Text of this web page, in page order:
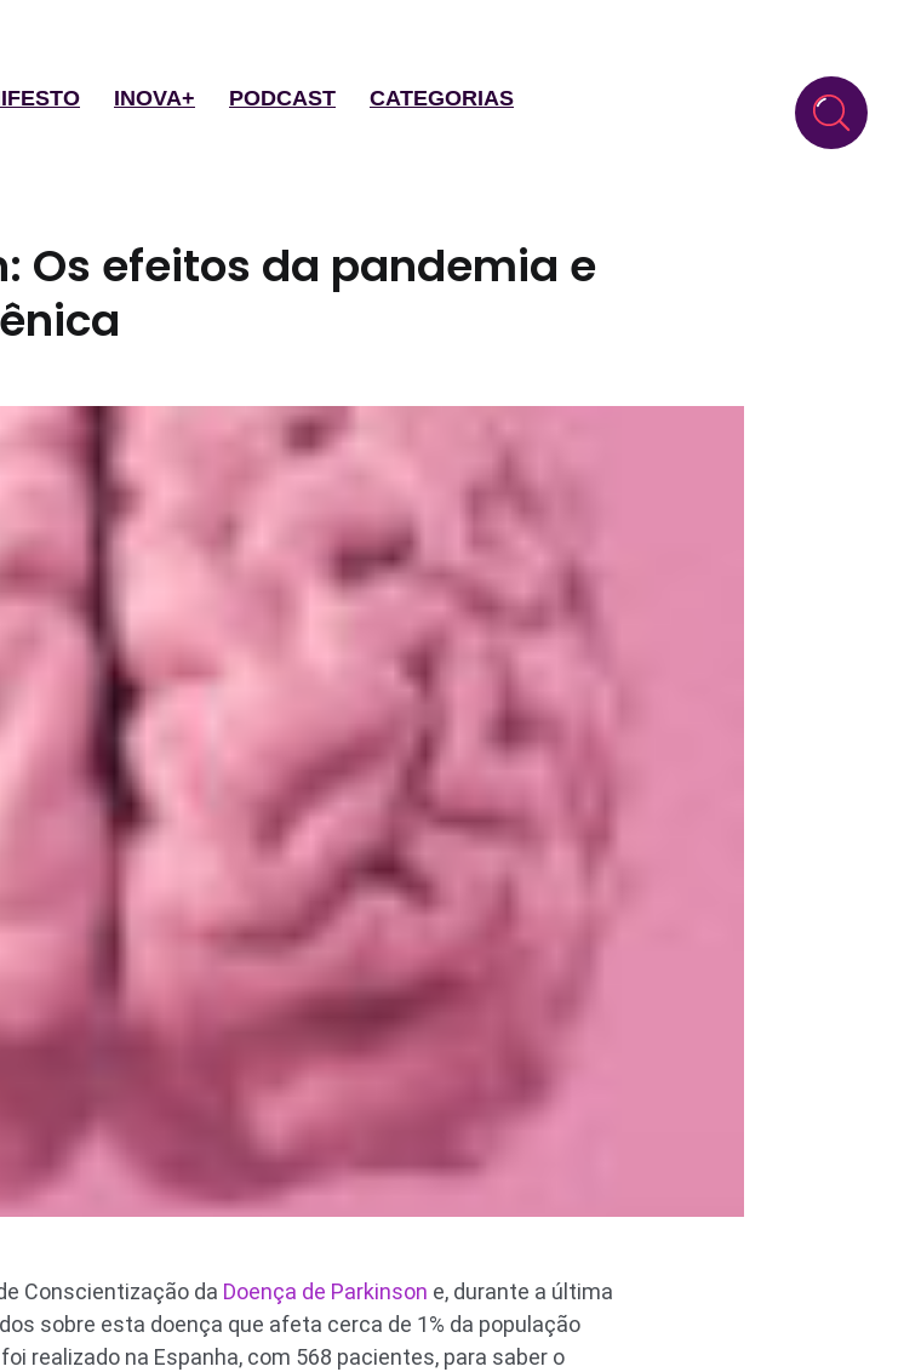
INOVA+ PODCAST CATEGORIAS
Os efeitos da pandemia e
Conscientização da Doença de Parkinson e, durante a última
sobre esta doença que afeta cerca de 1% da população
realizado na Espanha, com 568 pacientes, para saber o